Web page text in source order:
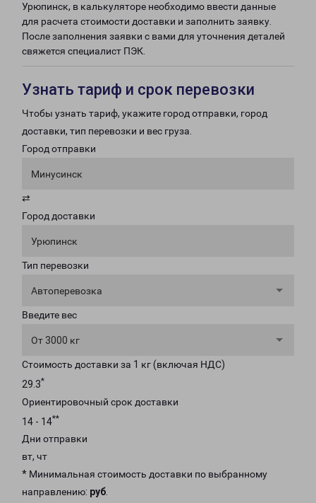
Урюпинск, в калькуляторе необходимо ввести данные
для расчета стоимости доставки и заполнить заявку.
После заполнения заявки с вами для уточнения деталей
свяжется специалист ПЭК.
Узнать тариф и срок перевозки
Чтобы узнать тариф, укажите город отправки, город
доставки, тип перевозки и вес груза.
Город отправки
Минусинск
⇄
Город доставки
Урюпинск
Тип перевозки
Автоперевозка
Введите вес
От 3000 кг
Стоимость доставки за 1 кг (включая НДС)
29.3*
Ориентировочный срок доставки
14 - 14**
Дни отправки
вт, чт
* Минимальная стоимость доставки по выбранному
направлению: руб.